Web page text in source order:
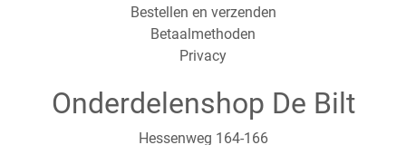
Bestellen en verzenden
Betaalmethoden
Privacy
Onderdelenshop De Bilt
Hessenweg 164-166